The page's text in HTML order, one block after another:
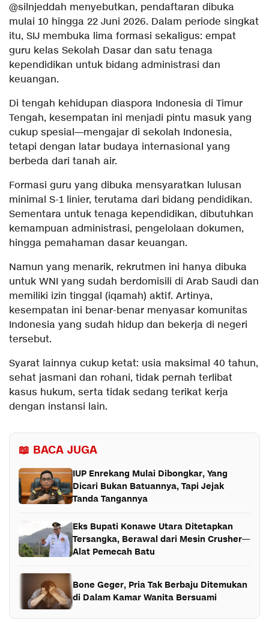
@silnjeddah menyebutkan, pendaftaran dibuka
mulai 10 hingga 22 Juni 2026. Dalam periode singkat
itu, SIJ membuka lima formasi sekaligus: empat
guru kelas Sekolah Dasar dan satu tenaga
kependidikan untuk bidang administrasi dan
keuangan.
Di tengah kehidupan diaspora Indonesia di Timur
Tengah, kesempatan ini menjadi pintu masuk yang
cukup spesial—mengajar di sekolah Indonesia,
tetapi dengan latar budaya internasional yang
berbeda dari tanah air.
Formasi guru yang dibuka mensyaratkan lulusan
minimal S-1 linier, terutama dari bidang pendidikan.
Sementara untuk tenaga kependidikan, dibutuhkan
kemampuan administrasi, pengelolaan dokumen,
hingga pemahaman dasar keuangan.
Namun yang menarik, rekrutmen ini hanya dibuka
untuk WNI yang sudah berdomisili di Arab Saudi dan
memiliki izin tinggal (iqamah) aktif. Artinya,
kesempatan ini benar-benar menyasar komunitas
Indonesia yang sudah hidup dan bekerja di negeri
tersebut.
Syarat lainnya cukup ketat: usia maksimal 40 tahun,
sehat jasmani dan rohani, tidak pernah terlibat
kasus hukum, serta tidak sedang terikat kerja
dengan instansi lain.
📖 BACA JUGA
IUP Enrekang Mulai Dibongkar, Yang
Dicari Bukan Batuannya, Tapi Jejak
Tanda Tangannya
Eks Bupati Konawe Utara Ditetapkan
Tersangka, Berawal dari Mesin Crusher—
Alat Pemecah Batu
Bone Geger, Pria Tak Berbaju Ditemukan
di Dalam Kamar Wanita Bersuami